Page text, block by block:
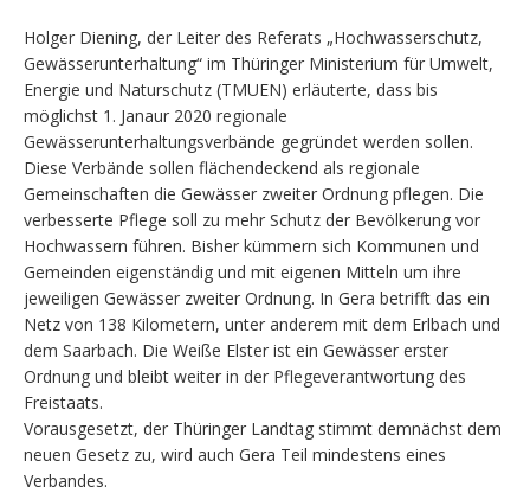
Holger Diening, der Leiter des Referats „Hochwasserschutz,
Gewässerunterhaltung“ im Thüringer Ministerium für Umwelt,
Energie und Naturschutz (TMUEN) erläuterte, dass bis
möglichst 1. Janaur 2020 regionale
Gewässerunterhaltungsverbände gegründet werden sollen.
Diese Verbände sollen flächendeckend als regionale
Gemeinschaften die Gewässer zweiter Ordnung pflegen. Die
verbesserte Pflege soll zu mehr Schutz der Bevölkerung vor
Hochwassern führen. Bisher kümmern sich Kommunen und
Gemeinden eigenständig und mit eigenen Mitteln um ihre
jeweiligen Gewässer zweiter Ordnung. In Gera betrifft das ein
Netz von 138 Kilometern, unter anderem mit dem Erlbach und
dem Saarbach. Die Weiße Elster ist ein Gewässer erster
Ordnung und bleibt weiter in der Pflegeverantwortung des
Freistaats.
Vorausgesetzt, der Thüringer Landtag stimmt demnächst dem
neuen Gesetz zu, wird auch Gera Teil mindestens eines
Verbandes.